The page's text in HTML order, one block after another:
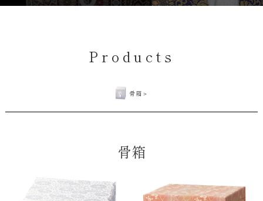
Products
骨箱
骨箱